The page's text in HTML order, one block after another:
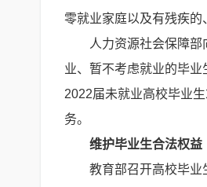
零就业家庭以及有残疾的
人力资源社会保障
业、暂不考虑就业的毕
2022届未就业高校毕业
务。
维护毕业生合法权益
教育部召开高校毕业